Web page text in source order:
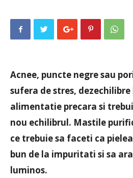
Acnee, puncte negre sau
sufera de stres,
alimentatie precara si
nou echilibrul. Mastile
ce trebuie sa faceti ca
bun de la impuritati si sa
luminos.